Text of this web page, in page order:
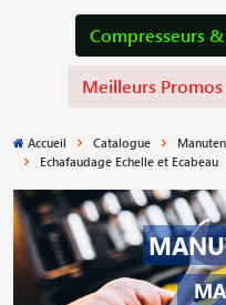
Compresseurs
Meilleurs
Accueil Catalogue
Echafaudage Echelle et Ecabeau